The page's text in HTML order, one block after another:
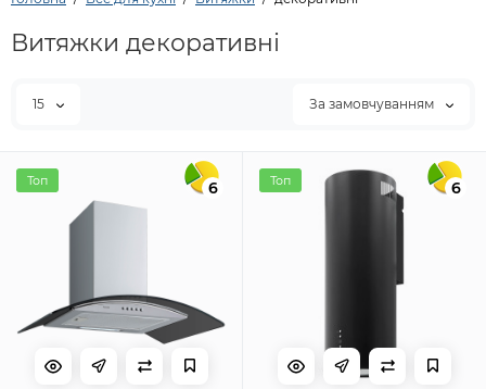
Витяжки декоративні
15 За замовчуванням
6
Топ 6
Топ